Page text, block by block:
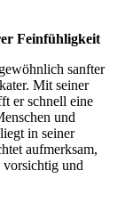
Feinfühligkeit
sanfter
Mit seiner
er schnell eine
und
in seiner
aufmerksam,
vorsichtig und